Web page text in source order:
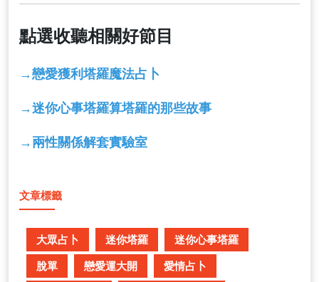
點選收聽相關好節目
→戀愛獲利塔羅魔法占卜
→迷你心事塔羅算塔羅的那些故事
→ 兩性關係解套實驗室
文章標籤
大眾占卜 迷你塔羅 迷你心事塔羅
脫單 戀愛運大開 愛情占卜